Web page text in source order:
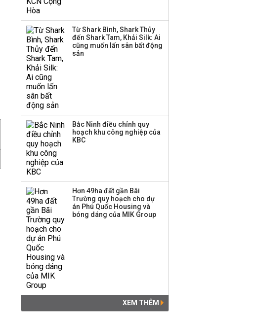
Huấn Hoa Hồng bỗng
dưng ‘biến mất’, một
công ty khác đã giải thể
Từ Shark Bình, Shark Thủy
đến Shark Tam, Khải Silk: Ai
cũng muốn lấn sân bất động
sản
Bắc Ninh điều chỉnh quy
hoạch khu công nghiệp của
KBC
Hơn 49ha đất gần Bãi
Trường quy hoạch cho dự
án Phú Quốc Housing và
bóng dáng của MIK Group
XEM THÊM